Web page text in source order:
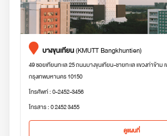
บางขุนเทียน(KMUTT Bangkhuntien)
49 ซอยเทียนทะเล 25 ถนนบางขุนเทียน-ชายทะเล แขวงท่าข้าม
กรุงเทพมหานคร 10150
โทรศัพท์ : 0-2452-3456
โทรสาร : 0 2452 3455
ดูแผนที่